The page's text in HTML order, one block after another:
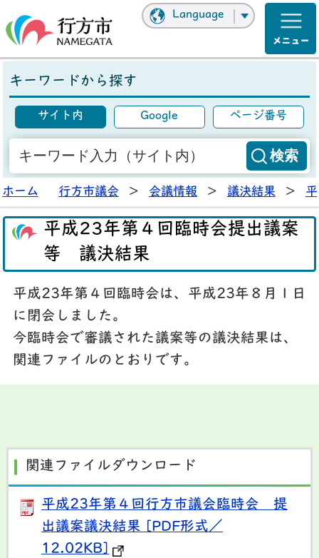
Language
キーワードから探す
サイト内 Google ページ番号
ホーム 行方市議会 > 会議情報 > 議決結果 >
平成23年第４回臨時会提出議案
等 議決結果
平成23年第４回臨時会は、平成23年８月１日
に閉会しました。
今臨時会で審議された議案等の議決結果は、
関連ファイルのとおりです。
関連ファイルダウンロード
平成23年第４回行方市議会臨時会 提
出議案議決結果 [PDF形式／
12.02KB]